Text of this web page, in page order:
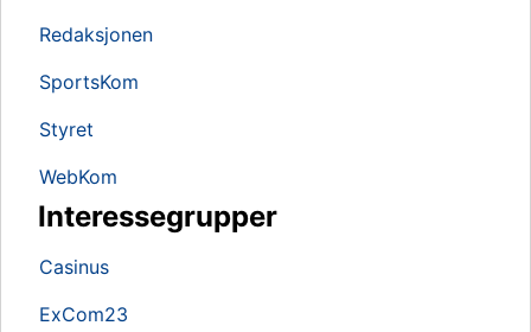
Redaksjonen
SportsKom
Styret
WebKom
Interessegrupper
Casinus
ExCom23